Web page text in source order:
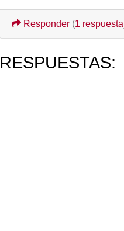
Responder (1 respuesta
RESPUESTAS: